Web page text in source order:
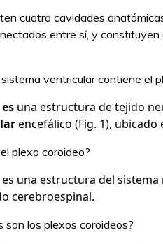
cuatro cavidades
entre sí, y constituyen
ventricular contiene el
una estructura de tejido
encefálico (Fig. 1),
plexo coroideo?
es una estructura del
cerebroespinal.
son los plexos coroideos?